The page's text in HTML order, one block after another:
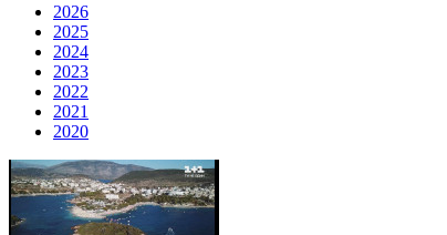
2026
2025
2024
2023
2022
2021
2020